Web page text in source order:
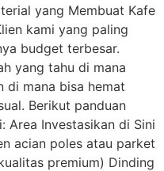
yang Membuat Kafe
kami yang paling
budget terbesar.
yang tahu di mana
di mana bisa hemat
Berikut panduan
Area Investasikan di Sini
acian poles atau parket
premium) Dinding